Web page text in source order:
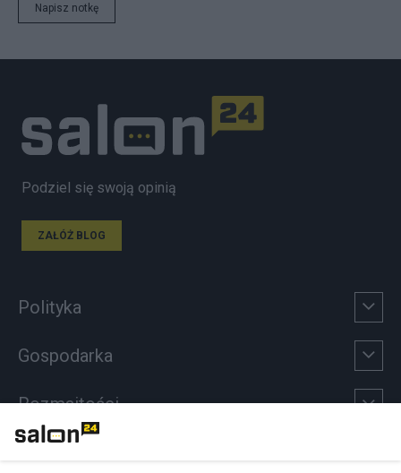
Napisz notkę
Podziel się swoją opinią
ZAŁÓŻ BLOG
Polityka
Gospodarka
Rozmaitości